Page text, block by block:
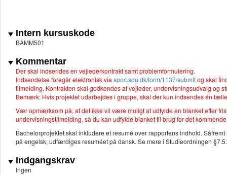
Intern kursuskode
BAMM501
Kommentar
Der skal indsendes en vejlederkontrakt samt problemformulering.
Indsendelse foregår elektronisk viaspoc.sdu.dk/form/1137/submitog skal
tilmelding. Kontrakten skal godkendes af vejleder, undervisningsudvalg og
Bemærk: Hvis projektet udarbejdes i gruppe, skal der kun indsendes én
Vær opmærksom på, at det ikke vil være muligt at udfylde en blanket efter
undervisningstilmelding, så du kan udfylde blanket til brug for det
Bachelorprojektet skal inkludere et resumé over rapportens indhold.
på engelsk, udfærdiges resuméet på dansk. Se mere i Studieordningen §7.5.
Indgangskrav
Ingen